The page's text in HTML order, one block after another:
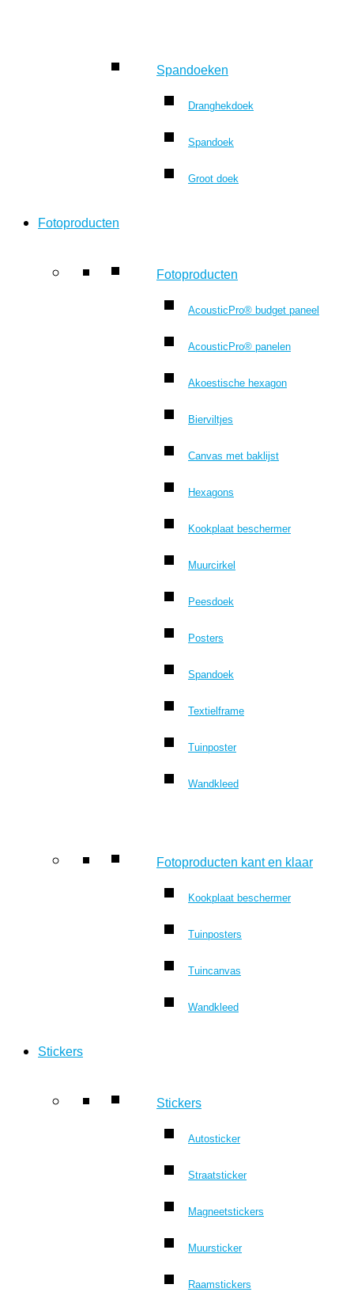
Spandoeken
Dranghekdoek
Spandoek
Groot doek
Fotoproducten
Fotoproducten
AcousticPro® budget paneel
AcousticPro® panelen
Akoestische hexagon
Bierviltjes
Canvas met baklijst
Hexagons
Kookplaat beschermer
Muurcirkel
Peesdoek
Posters
Spandoek
Textielframe
Tuinposter
Wandkleed
Fotoproducten kant en klaar
Kookplaat beschermer
Tuinposters
Tuincanvas
Wandkleed
Stickers
Stickers
Autosticker
Straatsticker
Magneetstickers
Muursticker
Raamstickers